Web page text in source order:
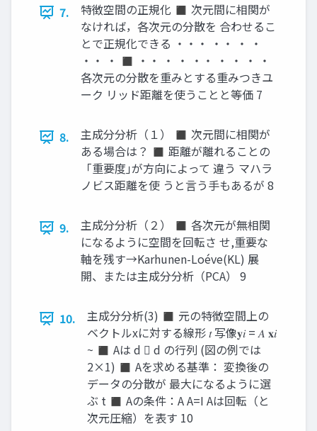
7.
特徴空間の正規化 ◼ 次元間に相関が
なければ，各次元の分散を 合わせるこ
とで正規化できる ・・・ ・・ ・ ・
・・ ・ ◼ ・・ ・ ・ ・・ ・ ・ ・ ・
各次元の分散を重みとする重みつきユ
ーク リッド距離を使うことと等価 7
8.
主成分分析（１） ◼ 次元間に相関が
ある場合は？ ◼ 距離が離れることの
「重要度｣が方向によって 違う マハラ
ノビス距離を使 うと言う手もあるが 8
9.
主成分分析（２） ◼ 各次元が無相関
になるように空間を回転さ せ,重要な
軸を残す→Karhunen-Loéve(KL) 展
開、または主成分分析（PCA） 9
10.
主成分分析(3) ◼ 元の特徴空間上の
ベクトルxに対する線形 𝑡 写像𝐲𝑖 = 𝐴 𝐱𝑖
~ ◼ Aは d  d の行列 (図の例では
2×1) ◼ Aを求める基準： 変換後の
データの分散が 最大になるように選
ぶ t ◼ Aの条件：A A=I Aは回転（と
次元圧縮）を表す 10